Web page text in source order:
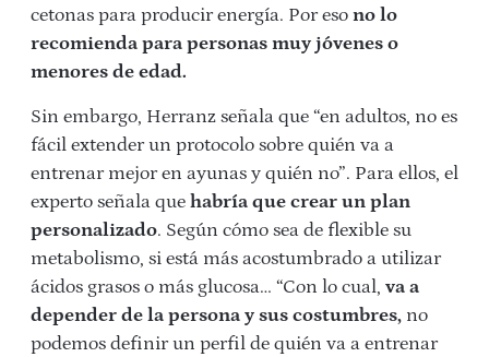
cetonas para producir energía. Por eso no lo
recomienda para personas muy jóvenes o
menores de edad.
Sin embargo, Herranz señala que “en adultos, no es
fácil extender un protocolo sobre quién va a
entrenar mejor en ayunas y quién no”. Para ellos, el
experto señala que habría que crear un plan
personalizado. Según cómo sea de flexible su
metabolismo, si está más acostumbrado a utilizar
ácidos grasos o más glucosa… “Con lo cual, va a
depender de la persona y sus costumbres, no
podemos definir un perfil de quién va a entrenar